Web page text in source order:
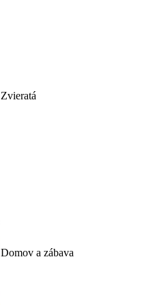
Zvieratá
Domov a zábava